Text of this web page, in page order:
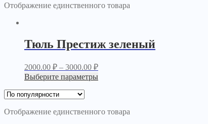
Отображение единственного товара
Тюль Престиж зеленый
2000.00 ₽ – 3000.00 ₽
Выберите параметры
Отображение единственного товара